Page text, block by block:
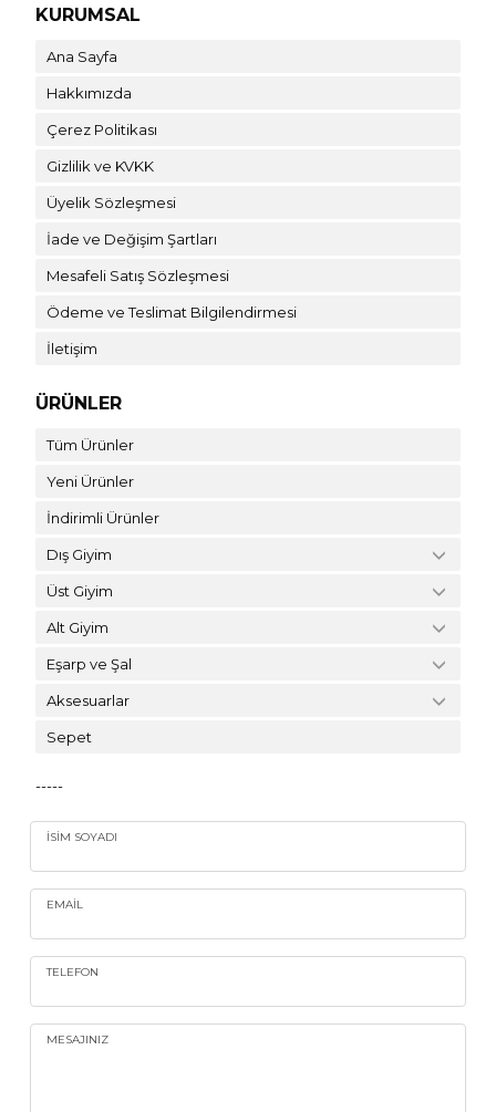
KURUMSAL
Ana Sayfa
Hakkımızda
Çerez Politikası
Gizlilik ve KVKK
Üyelik Sözleşmesi
İade ve Değişim Şartları
Mesafeli Satış Sözleşmesi
Ödeme ve Teslimat Bilgilendirmesi
İletişim
ÜRÜNLER
Tüm Ürünler
Yeni Ürünler
İndirimli Ürünler
Dış Giyim
Üst Giyim
Alt Giyim
Eşarp ve Şal
Aksesuarlar
Sepet
-----
İSIM SOYADI
EMAIL
TELEFON
MESAJINIZ